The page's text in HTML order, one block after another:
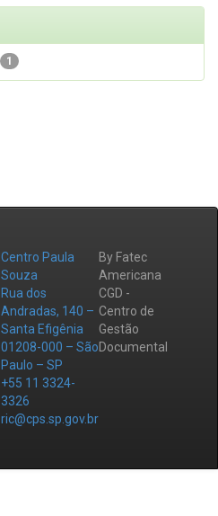
1
Centro Paula
Souza
Rua dos
Andradas, 140 –
Santa Efigênia
01208-000 – São
Paulo – SP
+55 11 3324-
3326
ric@cps.sp.gov.br
By Fatec
Americana
CGD -
Centro de
Gestão
Documental